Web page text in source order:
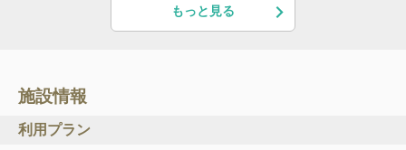
もっと見る
施設情報
利用プラン